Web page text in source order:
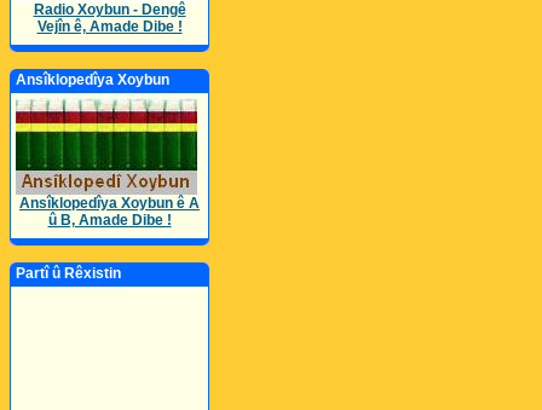
Radio Xoybun - Dengê
Vejîn ê, Amade Dibe !
Ansîklopedîya Xoybun
Ansîklopedîya Xoybun ê A
û B, Amade Dibe !
Partî û Rêxistin